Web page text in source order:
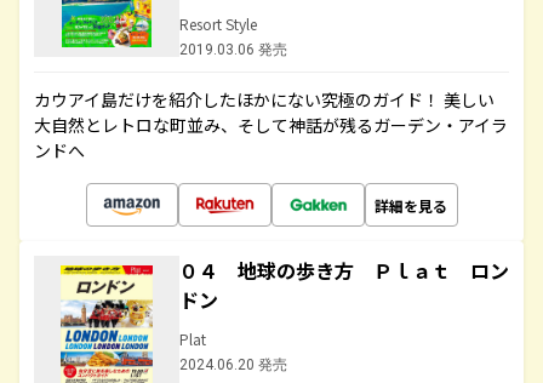
Resort Style
2019.03.06 発売
カウアイ島だけを紹介したほかにない究極のガイド！ 美しい
大自然とレトロな町並み、そして神話が残るガーデン・アイラ
ンドへ
詳細を見る
０４ 地球の歩き方 Ｐｌａｔ ロン
ドン
Plat
2024.06.20 発売